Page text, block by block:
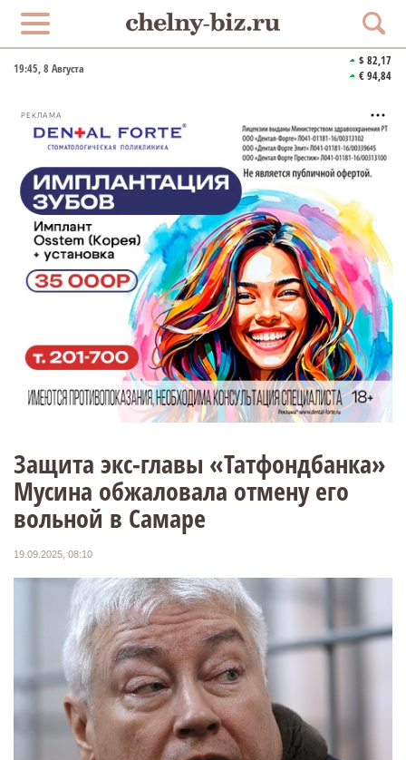
19:45, 8 Августа
$ 82,17
€ 94,84
РЕКЛАМА
Защита экс-главы «Татфондбанка»
Мусина обжаловала отмену его
вольной в Самаре
19.09.2025, 08:10